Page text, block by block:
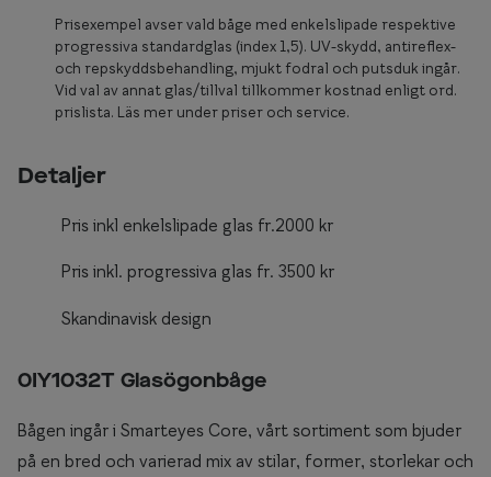
Prisexempel avser vald båge med enkelslipade respektive
progressiva standardglas (index 1,5). UV-skydd, antireflex-
och repskyddsbehandling, mjukt fodral och putsduk ingår.
Vid val av annat glas/tillval tillkommer kostnad enligt ord.
prislista. Läs mer under priser och service.
Detaljer
Pris inkl enkelslipade glas fr.2000 kr
Pris inkl. progressiva glas fr. 3500 kr
Skandinavisk design
0IY1032T Glasögonbåge
Bågen ingår i Smarteyes Core, vårt sortiment som bjuder
på en bred och varierad mix av stilar, former, storlekar och